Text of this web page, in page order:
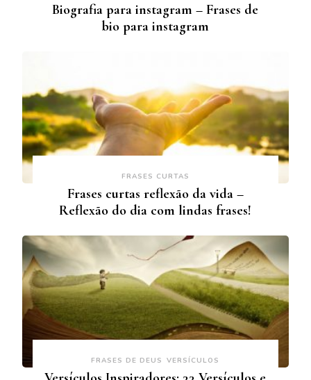
Biografia para instagram – Frases de
bio para instagram
FRASES CURTAS
Frases curtas reflexão da vida –
Reflexão do dia com lindas frases!
FRASES DE DEUS VERSÍCULOS